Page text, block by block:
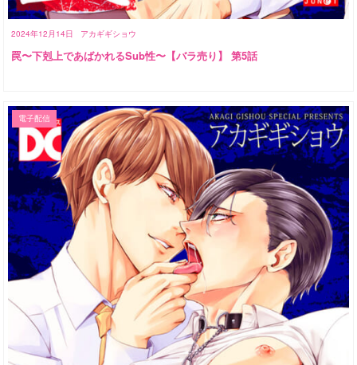
2024年12月14日 アカギギショウ
罠〜下剋上であばかれるSub性〜【バラ売り】 第5話
電子配信